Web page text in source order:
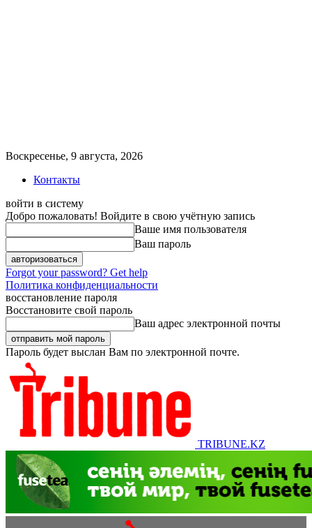
Воскресенье, 9 августа, 2026
Контакты
войти в систему
Добро пожаловать! Войдите в свою учётную запись
Ваше имя пользователя
Ваш пароль
Forgot your password? Get help
Политика конфиденциальности
восстановление пароля
Восстановите свой пароль
Ваш адрес электронной почты
Пароль будет выслан Вам по электронной почте.
TRIBUNE.KZ